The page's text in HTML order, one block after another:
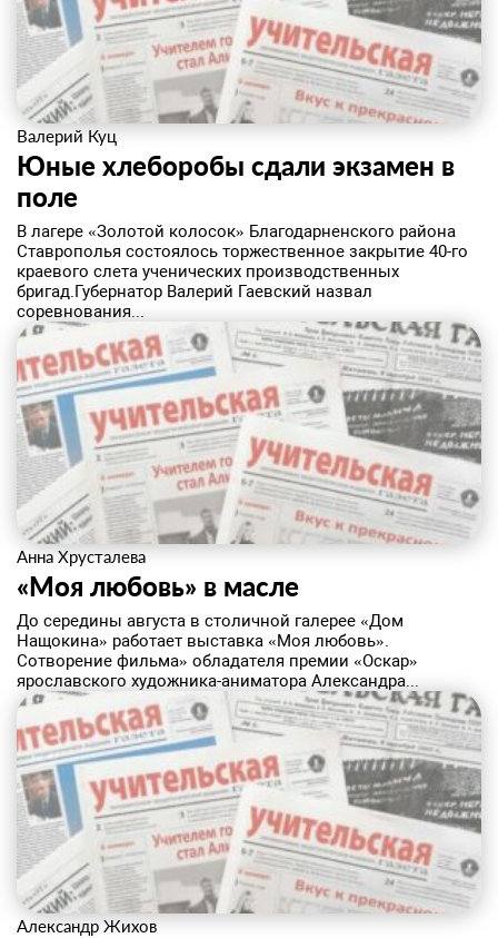
Валерий Куц
Юные хлеборобы сдали экзамен в
поле
В лагере «Золотой колосок» Благодарненского района
Ставрополья состоялось торжественное закрытие 40-го
краевого слета ученических производственных
бригад.Губернатор Валерий Гаевский назвал
соревнования...
Анна Хрусталева
«Моя любовь» в масле
До середины августа в столичной галерее «Дом
Нащокина» работает выставка «Моя любовь».
Сотворение фильма» обладателя премии «Оскар»
ярославского художника-аниматора Александра...
Александр Жихов